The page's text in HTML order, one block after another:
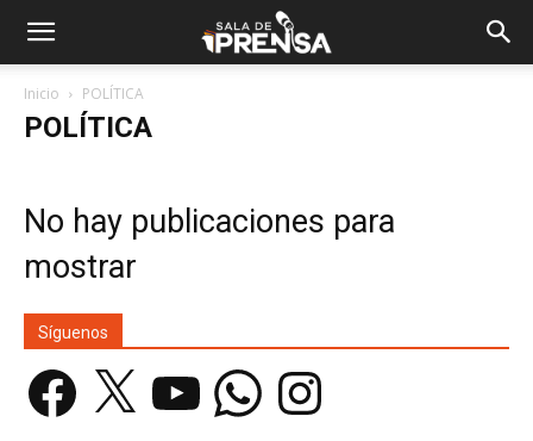
Inicio POLÍTICA
POLÍTICA
No hay publicaciones para
mostrar
Síguenos
Facebook YouTube WhatsAppInstagram